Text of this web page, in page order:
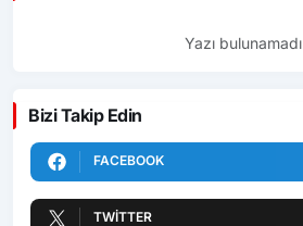
Yazı bulunamadı
Bizi Takip Edin
FACEBOOK
TWITTER